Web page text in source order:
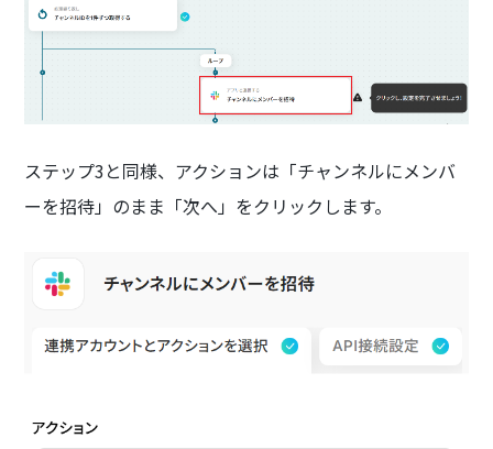
ステップ3と同様、アクションは「チャンネルにメンバ
ーを招待」のまま「次へ」をクリックします。